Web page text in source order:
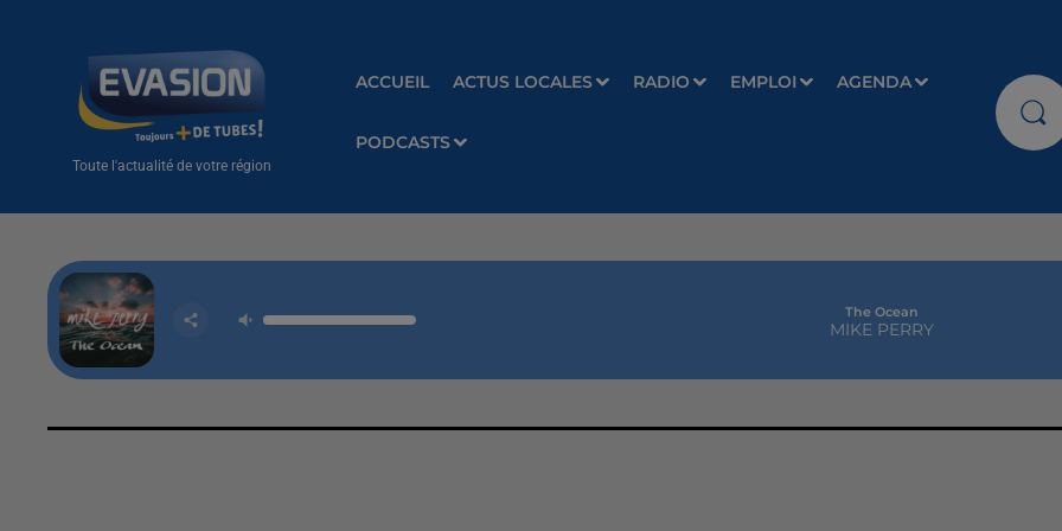
Toute l'actualité de votre région
ACCUEIL ACTUS LOCALES RADIO EMPLOI AGENDA
PODCASTS
The Ocean
MIKE PERRY